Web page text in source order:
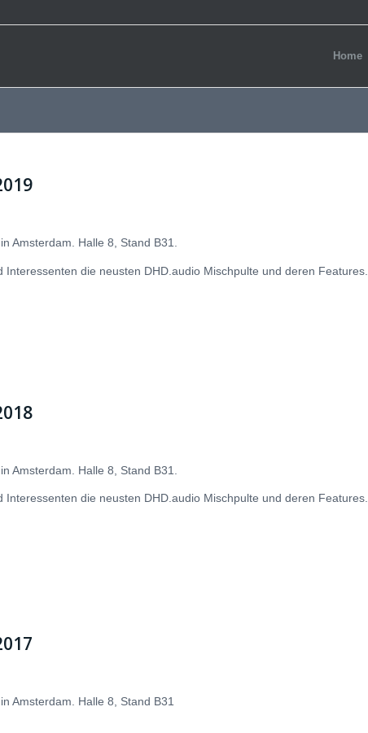
Home
Amsterdam. Halle 8, Stand B31.
die neusten DHD.audio Mischpulte und deren Features.
Amsterdam. Halle 8, Stand B31.
die neusten DHD.audio Mischpulte und deren Features.
Amsterdam. Halle 8, Stand B31